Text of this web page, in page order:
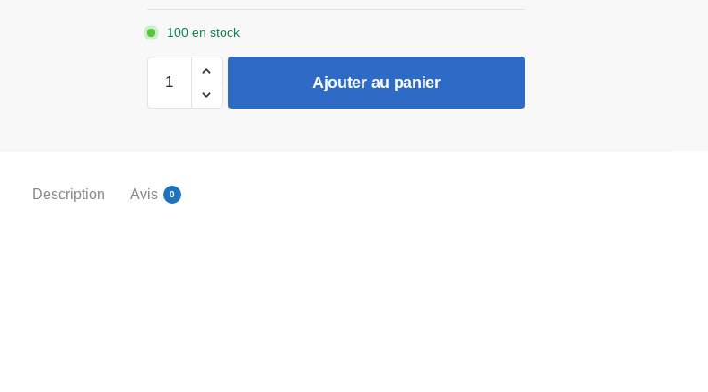
100 en stock
Plock2
Ajouter au panier
Description Avis 0